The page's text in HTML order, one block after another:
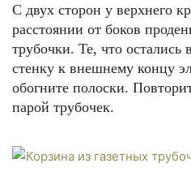
С двух сторон у верхнего
расстоянии от боков
трубочки. Те, что остались
стенку к внешнему концу
обогните полоски.
парой трубочек.